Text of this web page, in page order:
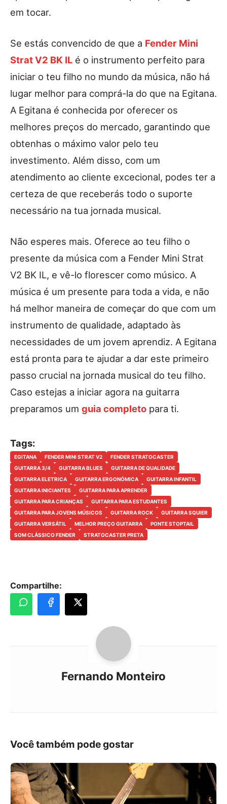
em tocar.
Se estás convencido de que a Fender Mini
Strat V2 BK IL é o instrumento perfeito para
iniciar o teu filho no mundo da música, não há
lugar melhor para comprá-la do que na Egitana.
A Egitana é conhecida por oferecer os
melhores preços do mercado, garantindo que
obtenhas o máximo valor pelo teu
investimento. Além disso, com um
atendimento ao cliente excecional, podes ter a
certeza de que receberás todo o suporte
necessário na tua jornada musical.
Não esperes mais. Oferece ao teu filho o
presente da música com a Fender Mini Strat
V2 BK IL, e vê-lo florescer como músico. A
música é um presente para toda a vida, e não
há melhor maneira de começar do que com um
instrumento de qualidade, adaptado às
necessidades de um jovem aprendiz. A Egitana
está pronta para te ajudar a dar este primeiro
passo crucial na jornada musical do teu filho.
Caso estejas a iniciar agora na guitarra
preparamos um guia completo para ti.
Tags:
EGITANA FENDER MINI STRAT V2
FENDER STRATOCASTER
GUITARRA 3/4
GUITARRA BLUES
GUITARRA DE QUALIDADE
GUITARRA ELETRICA
GUITARRA ERGONÓMICA
GUITARRA INFANTIL
GUITARRA INICIANTES
GUITARRA PARA APRENDER
GUITARRA PARA CRIANÇAS
GUITARRA PARA ESTUDANTES
GUITARRA PARA JOVENS MÚSICOS
GUITARRA ROCK
GUITARRA SQUIER
GUITARRA VERSÁTIL
MELHOR PREÇO GUITARRA
PONTE STOPTAIL
SOM CLÁSSICO FENDER
STRATOCASTER PRETA
Compartilhe:
Fernando Monteiro
Você também pode gostar